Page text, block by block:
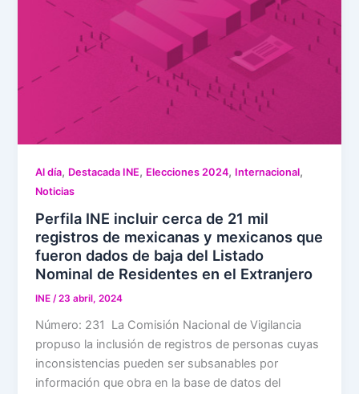
Al día, Destacada INE, Elecciones 2024, Internacional,
Noticias
Perfila INE incluir cerca de 21 mil
registros de mexicanas y mexicanos que
fueron dados de baja del Listado
Nominal de Residentes en el Extranjero
INE/23 abril, 2024
Número: 231 La Comisión Nacional de Vigilancia
propuso la inclusión de registros de personas cuyas
inconsistencias pueden ser subsanables por
información que obra en la base de datos del